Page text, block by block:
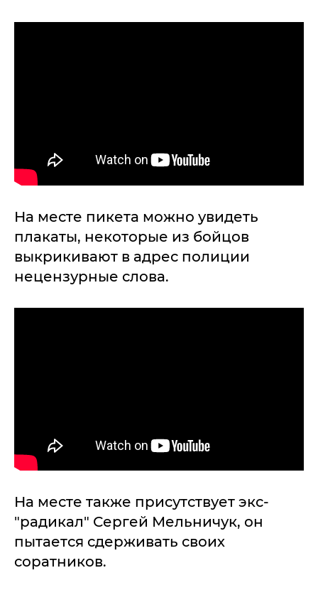
На месте пикета можно увидеть
плакаты, некоторые из бойцов
выкрикивают в адрес полиции
нецензурные слова.
На месте также присутствует экс-
"радикал" Сергей Мельничук, он
пытается сдерживать своих
соратников.